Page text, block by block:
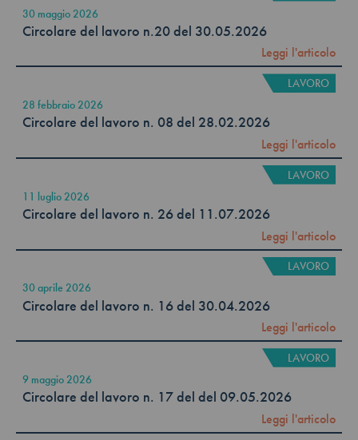
30 maggio 2026
Circolare del lavoro n.20 del 30.05.2026
Leggi l'articolo
LAVORO
28 febbraio 2026
Circolare del lavoro n. 08 del 28.02.2026
Leggi l'articolo
LAVORO
11 luglio 2026
Circolare del lavoro n. 26 del 11.07.2026
Leggi l'articolo
LAVORO
30 aprile 2026
Circolare del lavoro n. 16 del 30.04.2026
Leggi l'articolo
LAVORO
9 maggio 2026
Circolare del lavoro n. 17 del del 09.05.2026
Leggi l'articolo